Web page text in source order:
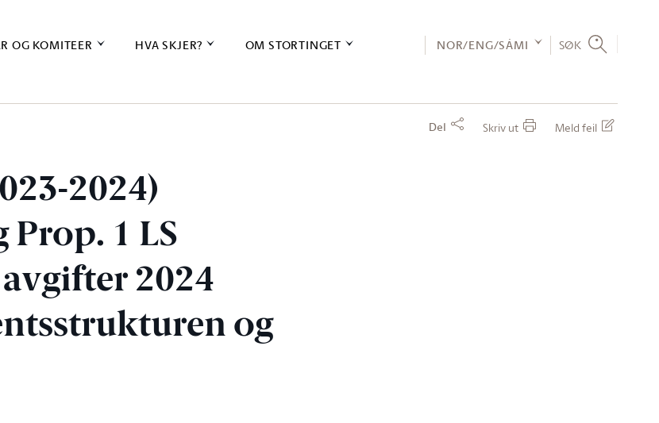
OG KOMITEER HVA SKJER? OM STORTINGET NOR/ENG/SÁMI SØK
Del Skriv ut Meld feil
2024)
Prop. 1 LS
2024
og